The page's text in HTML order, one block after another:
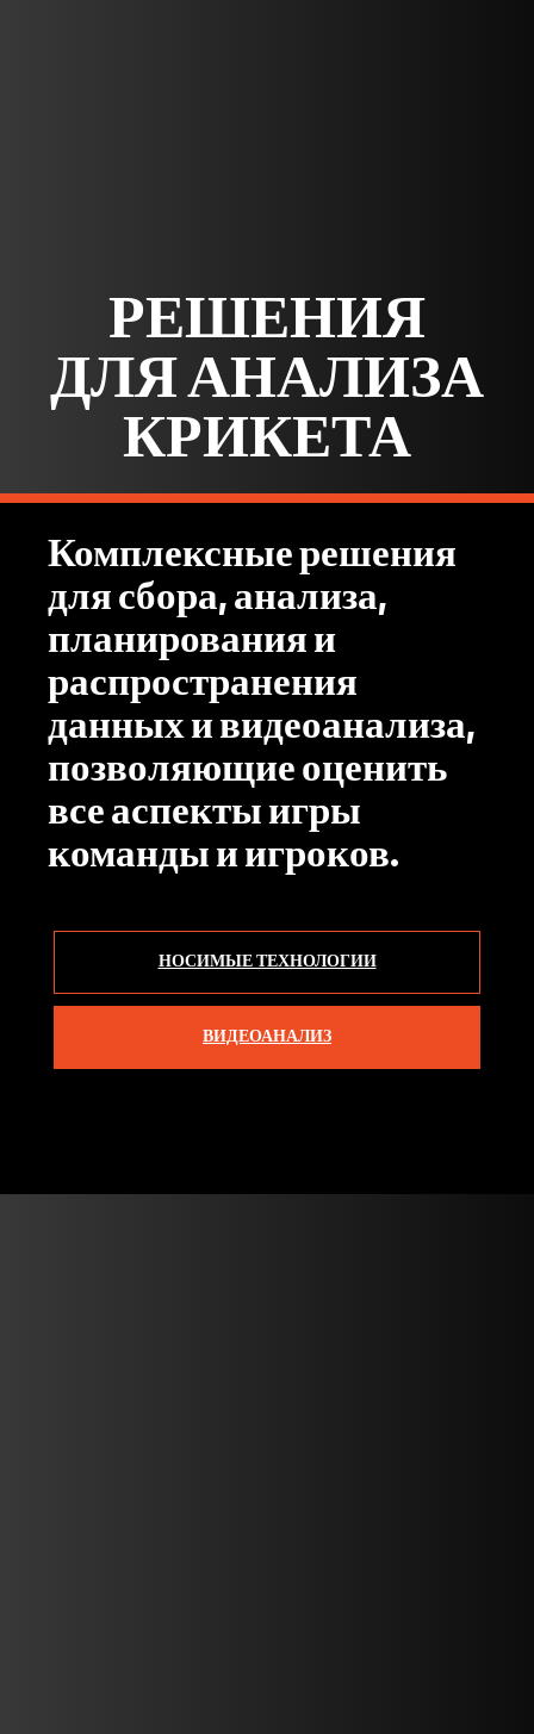
РЕШЕНИЯ
ДЛЯ АНАЛИЗА
КРИКЕТА
Комплексные решения
для сбора, анализа,
планирования и
распространения
данных и видеоанализа,
позволяющие оценить
все аспекты игры
команды и игроков.
НОСИМЫЕ ТЕХНОЛОГИИ
ВИДЕОАНАЛИЗ